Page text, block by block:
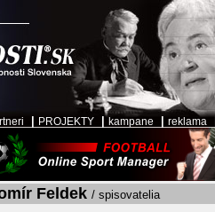
PROJEKTY kampane reklama
Feldek / spisovatelia